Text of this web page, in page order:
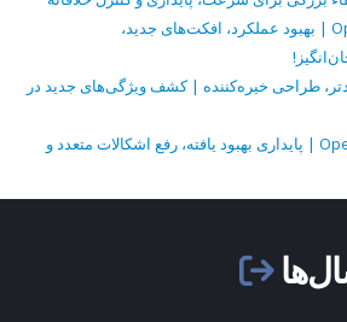
انتشار OpenShot 3.4 | بهبود عملکرد، افکت‌های جدید،
طراحی خیره‌کننده | کشف ویژگی‌های جدید در
انتشار OpenShot 3.2.1 | پایداری بهبود یافته، رفع اشکالات متعدد و